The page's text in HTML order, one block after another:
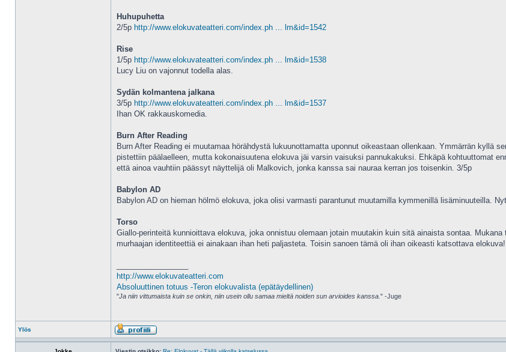
Huhupuhetta
2/5p http://www.elokuvateatteri.com/index.ph ... lm&id=1542
Rise
1/5p http://www.elokuvateatteri.com/index.ph ... lm&id=1538
Lucy Liu on vajonnut todella alas.
Sydän kolmantena jalkana
3/5p http://www.elokuvateatteri.com/index.ph ... lm&id=1537
Ihan OK rakkauskomedia.
Burn After Reading
Burn After Reading ei muutamaa hörähdystä lukuunottamatta uponnut oikeastaan ollenkaan. Ymmärrän kyllä
pistettiin päälaelleen, mutta kokonaisuutena elokuva jäi varsin vaisuksi pannukakuksi. Ehkäpä kohtuuttomat
että ainoa vauhtiin päässyt näyttelijä oli Malkovich, jonka kanssa sai nauraa kerran jos toisenkin. 3/5p
Babylon AD
Babylon AD on hieman hölmö elokuva, joka olisi varmasti parantunut muutamilla kymmenillä lisäminuuteilla.
Torso
Giallo-perinteitä kunnioittava elokuva, joka onnistuu olemaan jotain muutakin kuin sitä ainaista sontaa.
murhaajan identiteettiä ei ainakaan ihan heti paljasteta. Toisin sanoen tämä oli ihan oikeasti katsottava
http://www.elokuvateatteri.com
Absoluuttinen totuus -Teron elokuvalista (epätäydellinen)
"Ja niin vittumaista kuin se onkin, niin usein ollu samaa mieltä noiden sun arvioides kanssa. " -Juge
Ylös